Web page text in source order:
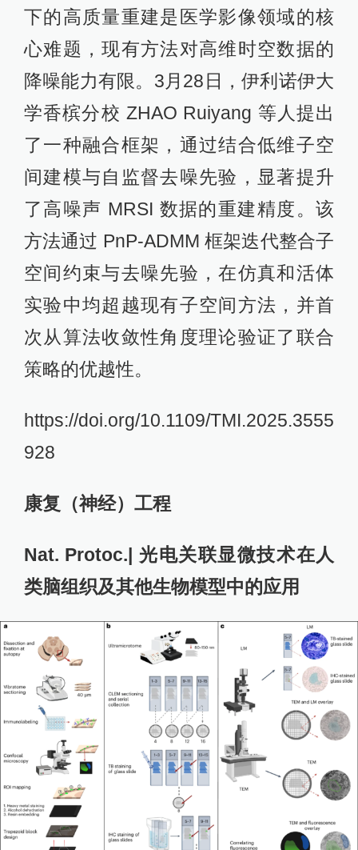
下的高质量重建是医学影像领域的核
心难题，现有方法对高维时空数据的
降噪能力有限。3月28日，伊利诺伊大
学香槟分校 ZHAO Ruiyang 等人提出
了一种融合框架，通过结合低维子空
间建模与自监督去噪先验，显著提升
了高噪声 MRSI 数据的重建精度。该
方法通过 PnP-ADMM 框架迭代整合子
空间约束与去噪先验，在仿真和活体
实验中均超越现有子空间方法，并首
次从算法收敛性角度理论验证了联合
策略的优越性。
https://doi.org/10.1109/TMI.2025.3555
928
康复（神经）工程
Nat. Protoc.| 光电关联显微技术在人
类脑组织及其他生物模型中的应用